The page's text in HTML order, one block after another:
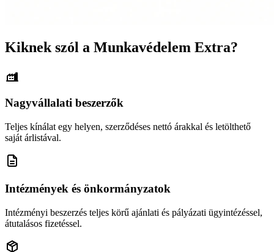
Kiknek szól a Munkavédelem Extra?
Nagyvállalati beszerzők
Teljes kínálat egy helyen, szerződéses nettó árakkal és letölthető
saját árlistával.
Intézmények és önkormányzatok
Intézményi beszerzés teljes körű ajánlati és pályázati ügyintézéssel,
átutalásos fizetéssel.